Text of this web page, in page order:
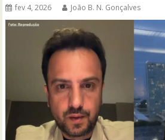
fev 4, 2026 João B. N. Gonçalves